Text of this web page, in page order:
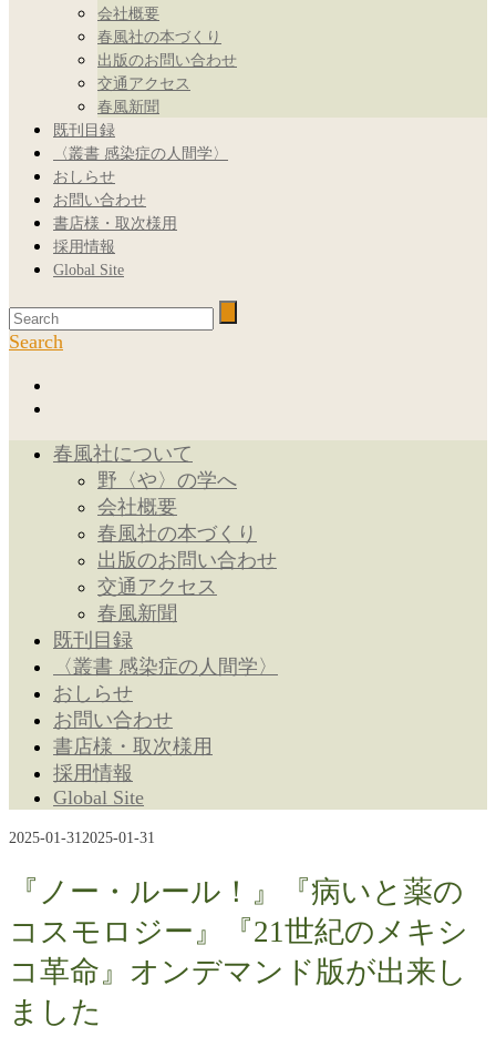
会社概要
春風社の本づくり
出版のお問い合わせ
交通アクセス
春風新聞
既刊目録
〈叢書 感染症の人間学〉
おしらせ
お問い合わせ
書店様・取次様用
採用情報
Global Site
Search
春風社について
野〈や〉の学へ
会社概要
春風社の本づくり
出版のお問い合わせ
交通アクセス
春風新聞
既刊目録
〈叢書 感染症の人間学〉
おしらせ
お問い合わせ
書店様・取次様用
採用情報
Global Site
2025-01-312025-01-31
『ノー・ルール！』『病いと薬の
コスモロジー』『21世紀のメキシ
コ革命』オンデマンド版が出来し
ました